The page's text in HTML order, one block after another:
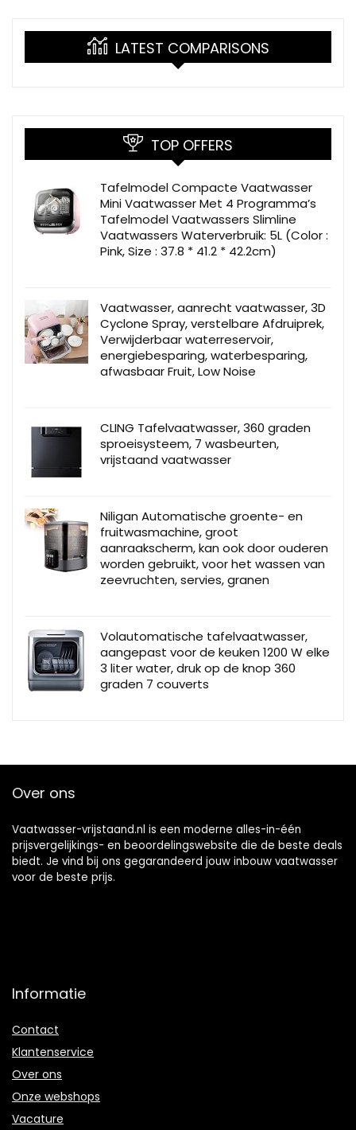
LATEST COMPARISONS
TOP OFFERS
Tafelmodel Compacte Vaatwasser
Mini Vaatwasser Met 4 Programma’s
Tafelmodel Vaatwassers Slimline
Vaatwassers Waterverbruik: 5L (Color :
Pink, Size : 37.8 * 41.2 * 42.2cm)
Vaatwasser, aanrecht vaatwasser, 3D
Cyclone Spray, verstelbare Afdruiprek,
Verwijderbaar waterreservoir,
energiebesparing, waterbesparing,
afwasbaar Fruit, Low Noise
CLING Tafelvaatwasser, 360 graden
sproeisysteem, 7 wasbeurten,
vrijstaand vaatwasser
Niligan Automatische groente- en
fruitwasmachine, groot
aanraakscherm, kan ook door ouderen
worden gebruikt, voor het wassen van
zeevruchten, servies, granen
Volautomatische tafelvaatwasser,
aangepast voor de keuken 1200 W elke
3 liter water, druk op de knop 360
graden 7 couverts
Over ons
Vaatwasser-vrijstaand.nl is een moderne alles-in-één
prijsvergelijkings- en beoordelingswebsite die de beste deals
biedt. Je vind bij ons gegarandeerd jouw inbouw vaatwasser
voor de beste prijs.
Informatie
Contact
Klantenservice
Over ons
Onze webshops
Vacature